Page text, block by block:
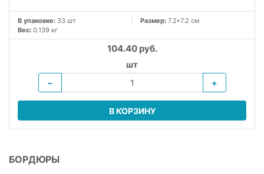
В упаковке: 33 шт Размер: 7.2*7.2 см
Вес: 0.139 кг
104.40 руб.
шт
−
+
В КОРЗИНУ
БОРДЮРЫ